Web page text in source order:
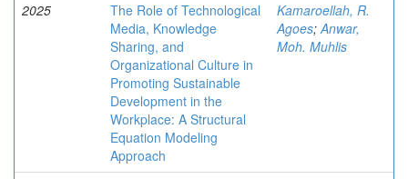
2025
The Role of Technological
Media, Knowledge
Sharing, and
Organizational Culture in
Promoting Sustainable
Development in the
Workplace: A Structural
Equation Modeling
Approach
Kamaroellah, R.
Agoes;Anwar,
Moh. Muhlis